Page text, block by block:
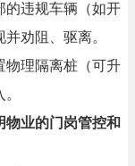
的违规车辆（如开
劝阻、驱离。
物理隔离桩（可升
物业的门岗管控和